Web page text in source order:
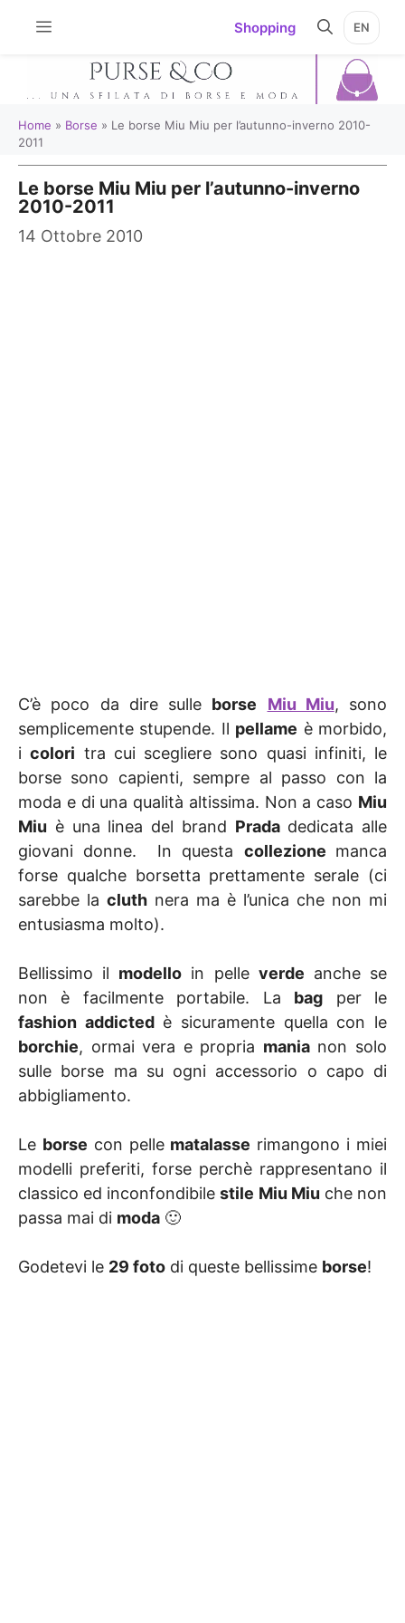
Shopping EN
Home » Borse » Le borse Miu Miu per l’autunno-inverno 2010-
2011
Le borse Miu Miu per l’autunno-inverno
2010-2011
14 Ottobre 2010
C’è poco da dire sulle borse Miu Miu, sono
semplicemente stupende. Il pellame è morbido,
icolori tra cui scegliere sono quasi infiniti, le
borse sono capienti, sempre al passo con la
moda e di una qualità altissima. Non a caso Miu
Miu è una linea del brand Pradadedicata alle
giovani donne. In questa collezione manca
forse qualche borsetta prettamente serale (ci
sarebbe la cluth nera ma è l’unica che non mi
entusiasma molto).
Bellissimo il modello in pelle verde anche se
non è facilmente portabile. La bag per le
fashion addictedè sicuramente quella con le
borchie, ormai vera e propria manianon solo
sulle borse ma su ogni accessorio o capo di
abbigliamento.
Le borse con pelle matalasse rimangono i miei
modelli preferiti, forse perchè rappresentano il
classico ed inconfondibilestile Miu Miu che non
passa mai di moda 🙂
Godetevi le 29 foto di queste bellissime borse!